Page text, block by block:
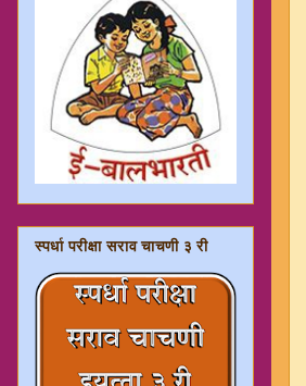
स्पर्धा परीक्षा सराव चाचणी ३ री